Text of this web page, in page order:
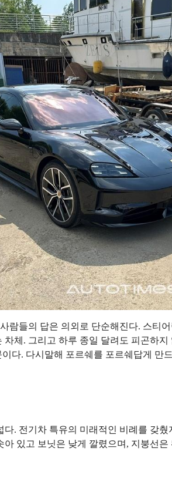
람들의 답은 의외로 단순해진다. 스티
차체. 그리고 하루 종일 달려도 피곤하
다. 다시말해 포르쉐를 포르쉐답게 만
다. 전기차 특유의 미래적인 비례를 갖
아 있고 보닛은 낮게 깔렸으며, 지붕선